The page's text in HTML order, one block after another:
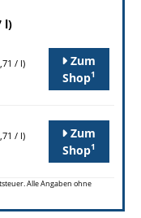
l)
/ l)
Zum
Shop1
/ l)
Zum
Shop1
Alle Angaben ohne